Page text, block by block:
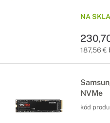
NA
187,56 €
NVMe
kód